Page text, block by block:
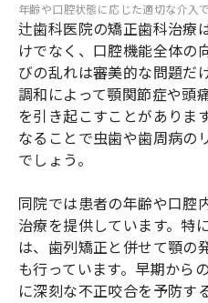
年齢や口腔状態に応じた適切な介入
辻歯科医院の矯正歯科治療
けでなく、口腔機能全体の
びの乱れは審美的な問題だ
調和によって顎関節症や頭
を引き起こすことがありま
なることで虫歯や歯周病の
でしょう。
同院では患者の年齢や口腔
治療を提供しています。特
は、歯列矯正と併せて顎の
も行っています。早期から
に深刻な不正咬合を予防す